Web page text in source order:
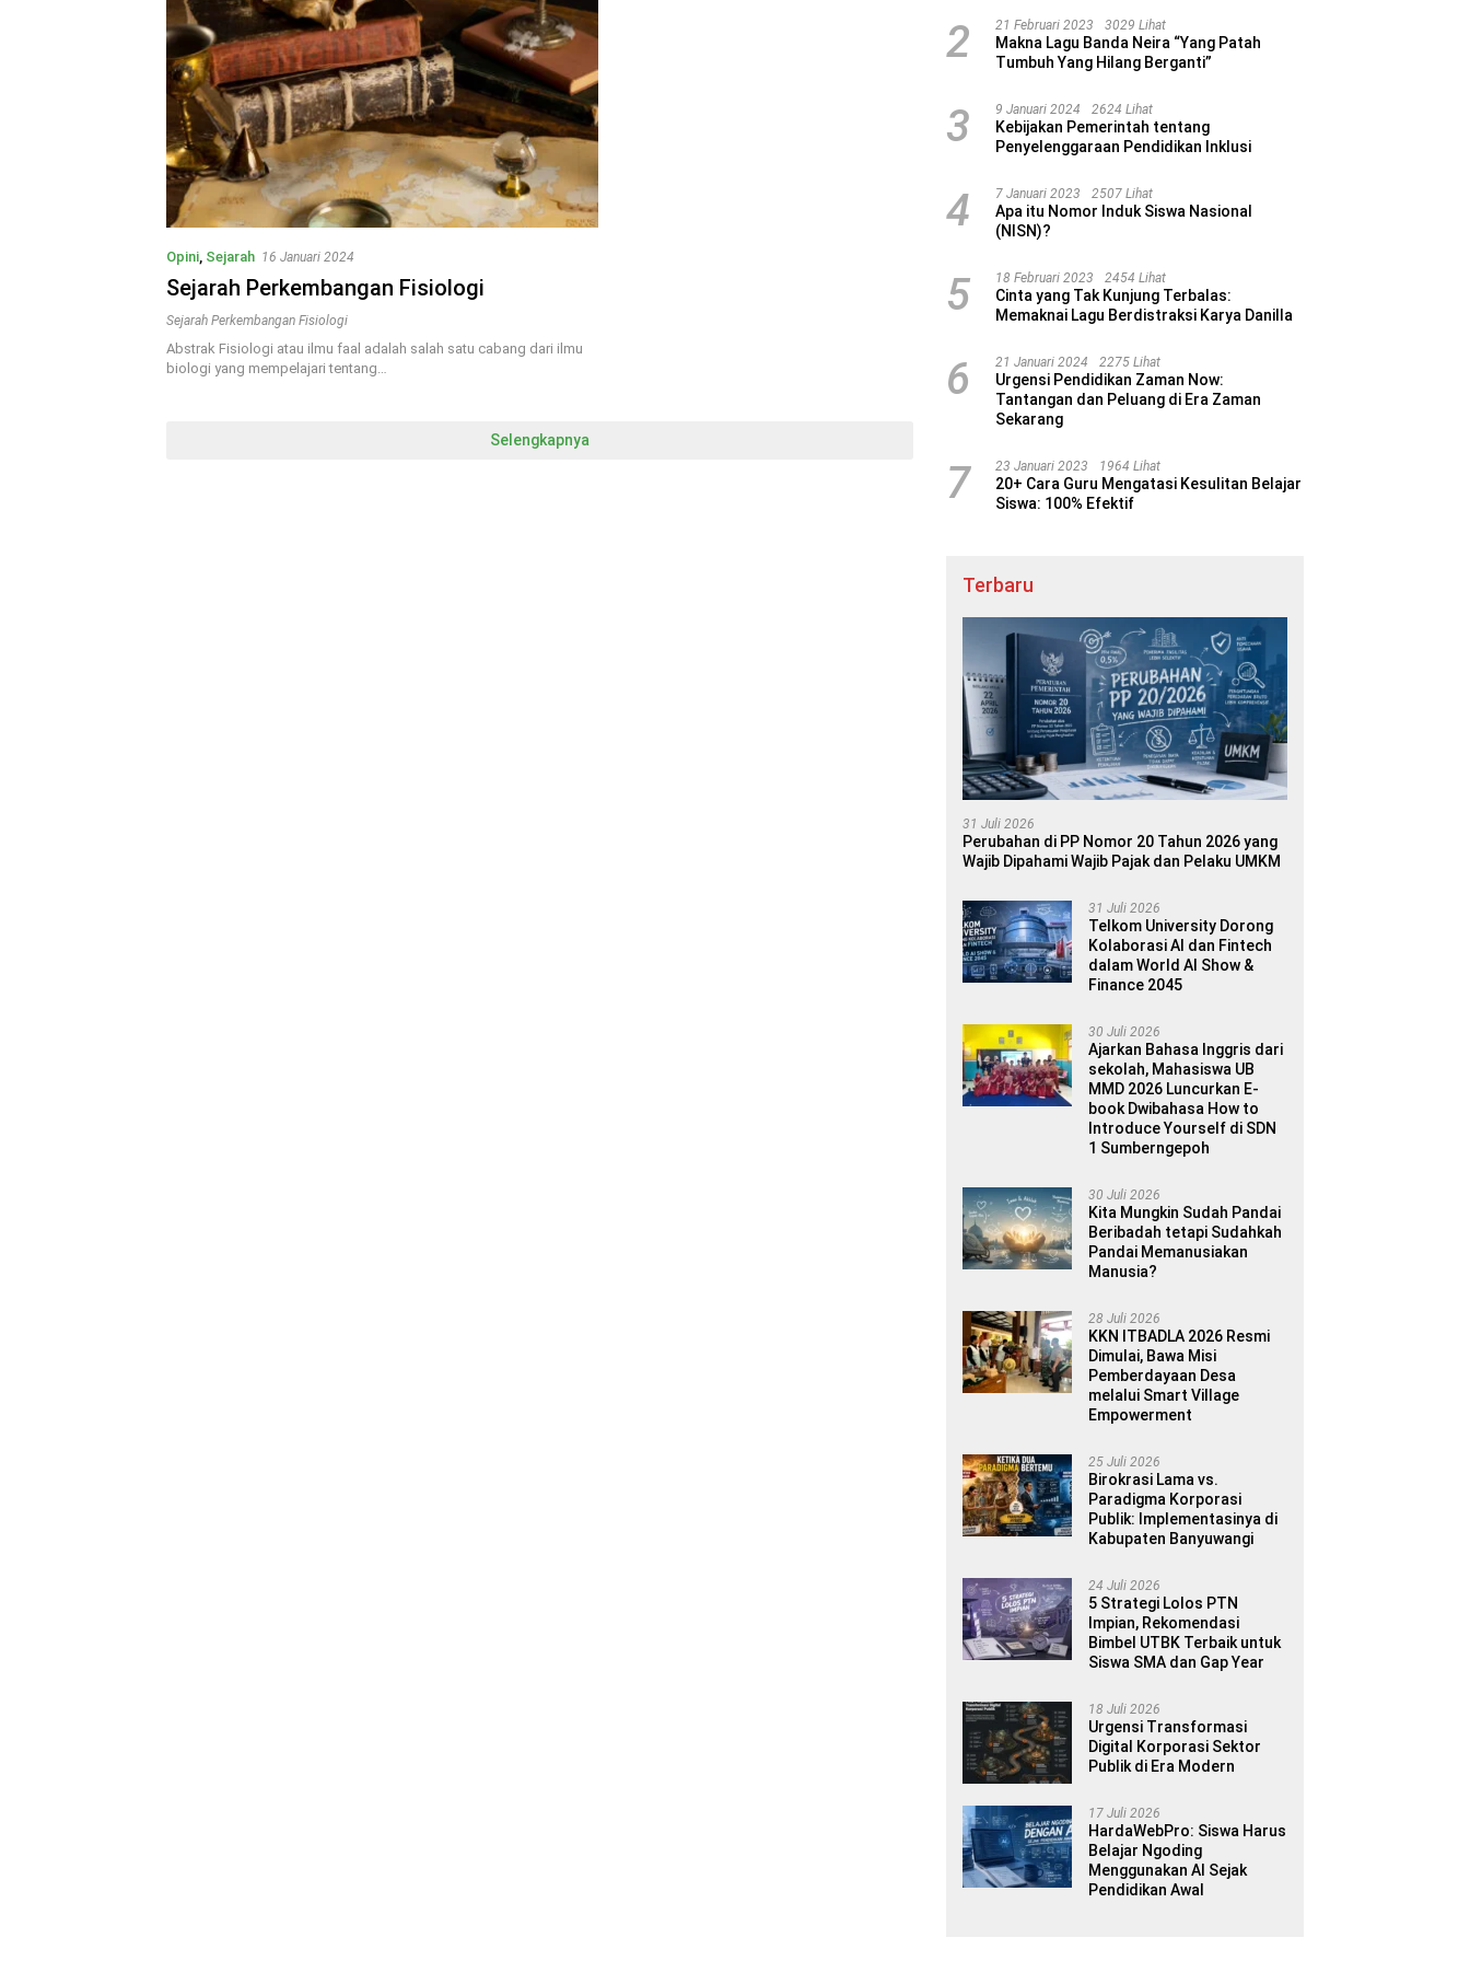
Opini, Sejarah 16 Januari 2024
Sejarah Perkembangan Fisiologi
Sejarah Perkembangan Fisiologi
Abstrak Fisiologi atau ilmu faal adalah salah satu cabang dari ilmu
biologi yang mempelajari tentang…
Selengkapnya
2 21 Februari 2023 3029 Lihat
Makna Lagu Banda Neira “Yang Patah
Tumbuh Yang Hilang Berganti”
3 9 Januari 2024 2624 Lihat
Kebijakan Pemerintah tentang
Penyelenggaraan Pendidikan Inklusi
4 7 Januari 2023 2507 Lihat
Apa itu Nomor Induk Siswa Nasional
(NISN)?
5 18 Februari 2023 2454 Lihat
Cinta yang Tak Kunjung Terbalas:
Memaknai Lagu Berdistraksi Karya Danilla
6 21 Januari 2024 2275 Lihat
Urgensi Pendidikan Zaman Now:
Tantangan dan Peluang di Era Zaman
Sekarang
7 23 Januari 2023 1964 Lihat
20+ Cara Guru Mengatasi Kesulitan Belajar
Siswa: 100% Efektif
Terbaru
31 Juli 2026
Perubahan di PP Nomor 20 Tahun 2026 yang
Wajib Dipahami Wajib Pajak dan Pelaku UMKM
31 Juli 2026
Telkom University Dorong
Kolaborasi AI dan Fintech
dalam World AI Show &
Finance 2045
30 Juli 2026
Ajarkan Bahasa Inggris dari
sekolah, Mahasiswa UB
MMD 2026 Luncurkan E-
book Dwibahasa How to
Introduce Yourself di SDN
1 Sumberngepoh
30 Juli 2026
Kita Mungkin Sudah Pandai
Beribadah tetapi Sudahkah
Pandai Memanusiakan
Manusia?
28 Juli 2026
KKN ITBADLA 2026 Resmi
Dimulai, Bawa Misi
Pemberdayaan Desa
melalui Smart Village
Empowerment
25 Juli 2026
Birokrasi Lama vs.
Paradigma Korporasi
Publik: Implementasinya di
Kabupaten Banyuwangi
24 Juli 2026
5 Strategi Lolos PTN
Impian, Rekomendasi
Bimbel UTBK Terbaik untuk
Siswa SMA dan Gap Year
18 Juli 2026
Urgensi Transformasi
Digital Korporasi Sektor
Publik di Era Modern
17 Juli 2026
HardaWebPro: Siswa Harus
Belajar Ngoding
Menggunakan AI Sejak
Pendidikan Awal